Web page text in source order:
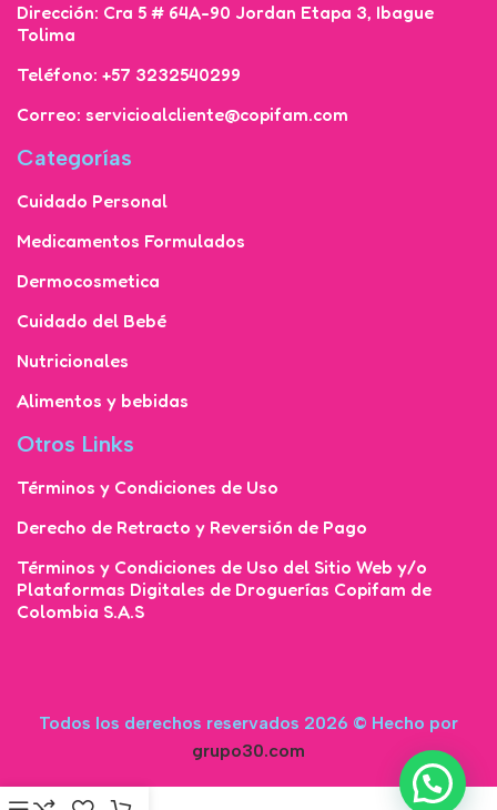
Dirección: Cra 5 # 64A-90 Jordan Etapa 3, Ibague
Tolima
Teléfono: +57 3232540299
Correo: servicioalcliente@copifam.com
Categorías
Cuidado Personal
Medicamentos Formulados
Dermocosmetica
Cuidado del Bebé
Nutricionales
Alimentos y bebidas
Otros Links
Términos y Condiciones de Uso
Derecho de Retracto y Reversión de Pago
Términos y Condiciones de Uso del Sitio Web y/o
Plataformas Digitales de Droguerías Copifam de
Colombia S.A.S
Todos los derechos reservados 2026 © Hecho por
grupo30.com